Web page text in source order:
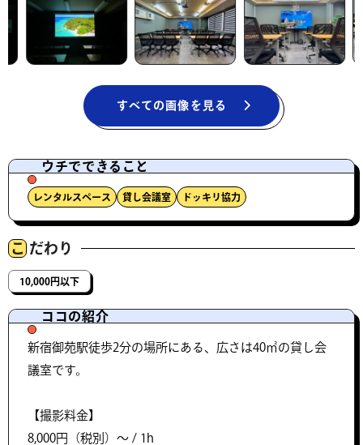
すべての画像を見る
ウチでできること
レンタルスペース 貸し会議室 ドッキリ協力
こ だわり
10,000円以下
ココの紹介
新宿御苑駅徒歩2分の場所にある、広さは40㎡の貸し会
議室です。
【撮影料金】
8,000円（税別）〜 / 1h